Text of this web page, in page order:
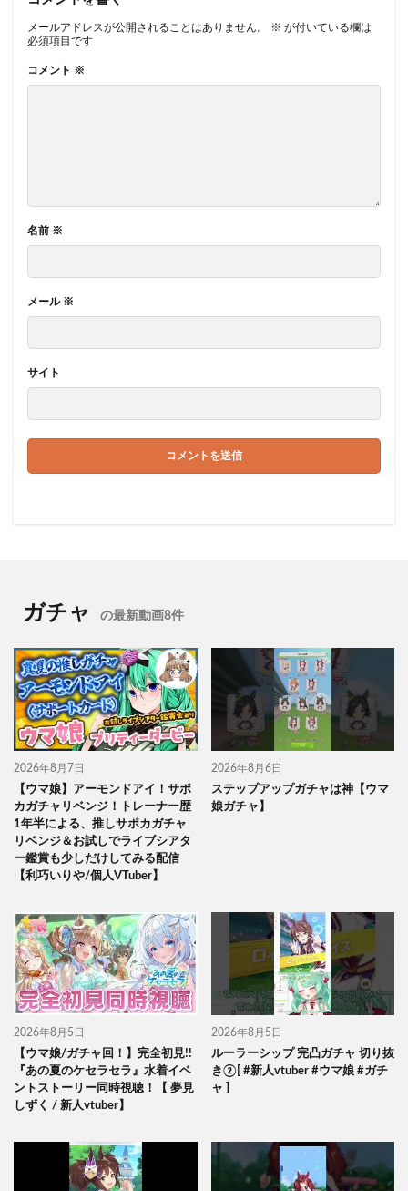
メールアドレスが公開されることはありません。 ※ が付いている欄は
必須項目です
コメント ※
名前 ※
メール ※
サイト
ガチャ の最新動画8件
2026年8月7日
【ウマ娘】アーモンドアイ！サポ
カガチャリベンジ！トレーナー歴
1年半による、推しサポカガチャ
リベンジ＆お試しでライブシアタ
ー鑑賞も少しだけしてみる配信
【利巧いりや/個人VTuber】
2026年8月6日
ステップアップガチャは神【ウマ
娘ガチャ】
2026年8月5日
【ウマ娘/ガチャ回！】完全初見!!
『あの夏のケセラセラ』水着イベ
ントストーリー同時視聴！【 夢見
しずく / 新人vtuber】
2026年8月5日
ルーラーシップ 完凸ガチャ 切り抜
き②[ #新人vtuber #ウマ娘 #ガチ
ャ ]